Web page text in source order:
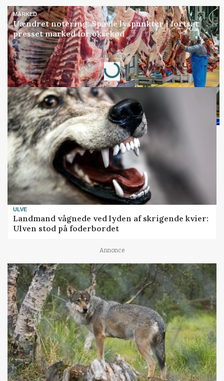
MARKED
Uændret notering: Spæde lyspunkter i fortsat
presset marked for oksekød
Annonce
Loading...
ULVE
Landmand vågnede ved lyden af skrigende kvier:
Ulven stod på foderbordet
Annonce